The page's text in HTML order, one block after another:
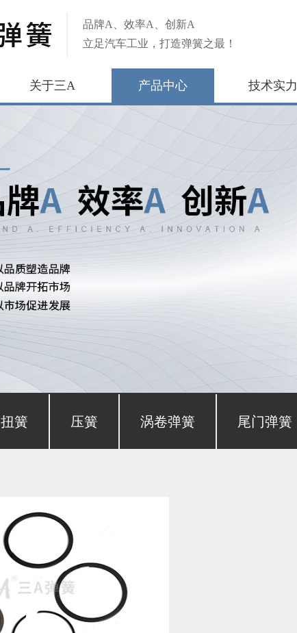
品牌A、效率A、创新A
立足汽车工业，打造弹簧之最！
关于三A 产品中心 技术实力
扭簧 压簧 涡卷弹簧 尾门弹簧